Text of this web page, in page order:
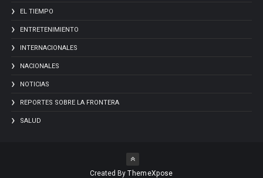
EL TIEMPO
ENTRETENIMIENTO
INTERNACIONALES
NACIONALES
NOTICIAS
REPORTES SOBRE LA FRONTERA
SALUD
Created ByThemeXpose